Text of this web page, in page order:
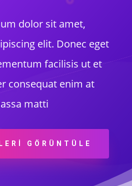
dolor sit amet,
elit. Donec eget
facilisis ut et
consequat enim at
matti
GÖRÜNTÜLE